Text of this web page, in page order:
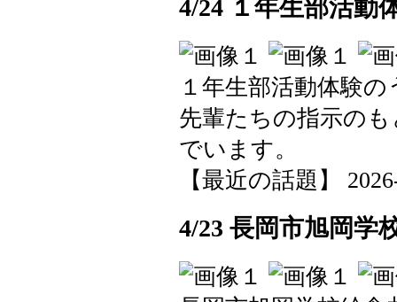
4/24 １年生部活動
１年生部活動体験
先輩たちの指示の
でいます。
【最近の話題】
4/23 長岡市旭岡学